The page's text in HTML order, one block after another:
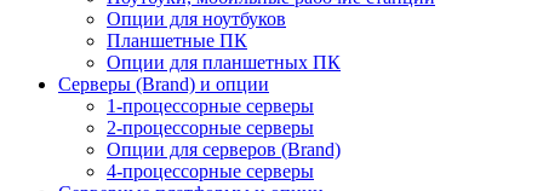
Опции для ноутбуков
Планшетные ПК
Опции для планшетных ПК
Серверы (Brand) и опции
1-процессорные серверы
2-процессорные серверы
Опции для серверов (Brand)
4-процессорные серверы